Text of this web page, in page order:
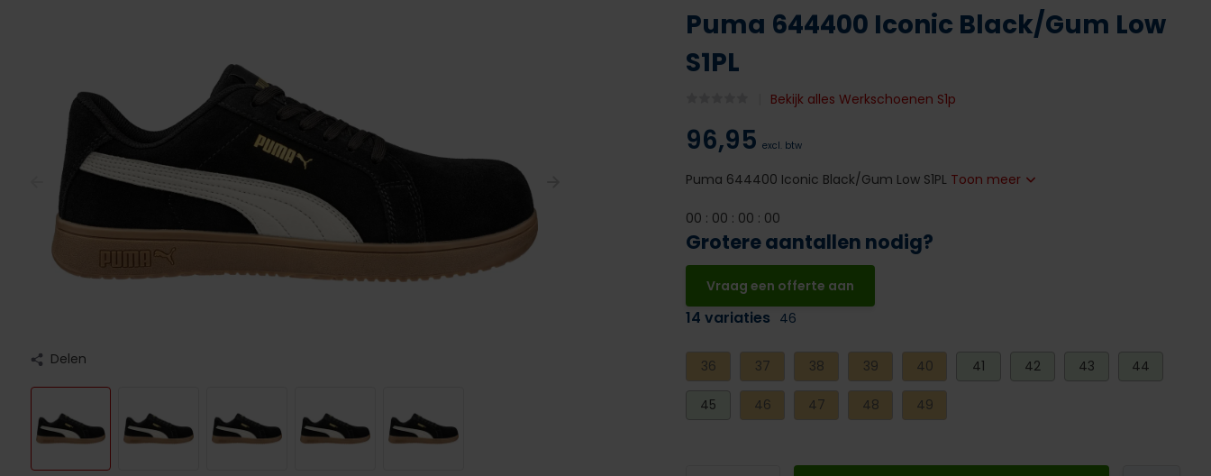
Delen
Puma 644400 Iconic Black/Gum Low
S1PL
Bekijk alles Werkschoenen S1p
96,95 excl. btw
Puma 644400 Iconic Black/Gum Low S1PL Toon meer
00 : 00 : 00 : 00
Grotere aantallen nodig?
Vraag een offerte aan
14 variaties 46
36 37 38 39 40 41 42 43 44
45 46 47 48 49